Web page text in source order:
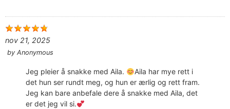
nov 21, 2025
by Anonymous
Jeg pleier å snakke med Aila.
Aila har mye rett i
det hun ser rundt meg, og hun er ærlig og rett fram.
Jeg kan bare anbefale dere å snakke med Aila, det
er det jeg vil si.